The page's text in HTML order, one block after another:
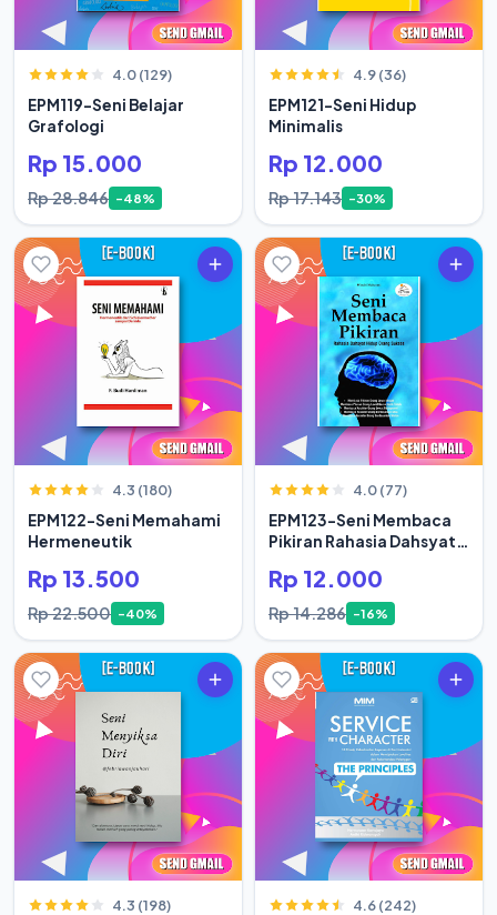
4.0 (129)
EPM119-Seni Belajar
Grafologi
Rp 15.000
Rp 28.846 -48%
4.9 (36)
EPM121-Seni Hidup
Minimalis
Rp 12.000
Rp 17.143 -30%
4.3 (180)
EPM122-Seni Memahami
Hermeneutik
Rp 13.500
Rp 22.500 -40%
4.0 (77)
EPM123-Seni Membaca
Pikiran Rahasia Dahsyat
Rp 12.000
Rp 14.286 -16%
4.3 (198) 4.6 (242)